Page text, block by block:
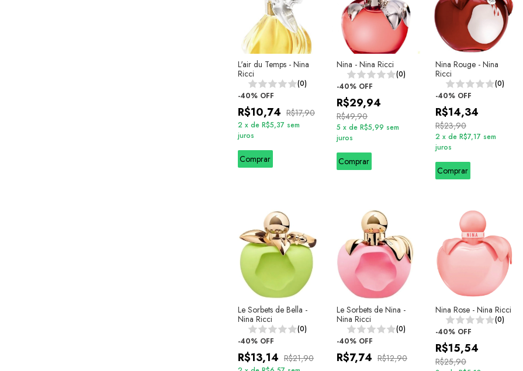
L'air du Temps - Nina
Ricci
(0)
-40% OFF
R$10,74 R$17,90
2 x de R$5,37 sem
juros
Comprar
Nina - Nina Ricci
(0)
-40% OFF
R$29,94
R$49,90
5 x de R$5,99 sem
juros
Comprar
Nina Rouge - Nina
Ricci
(0)
-40% OFF
R$14,34
R$23,90
2 x de R$7,17 sem
juros
Comprar
Le Sorbets de Bella -
Nina Ricci
(0)
-40% OFF
R$13,14 R$21,90
Le Sorbets de Nina -
Nina Ricci
(0)
-40% OFF
R$7,74 R$12,90
Nina Rose - Nina Ricci
(0)
-40% OFF
R$15,54
R$25,90